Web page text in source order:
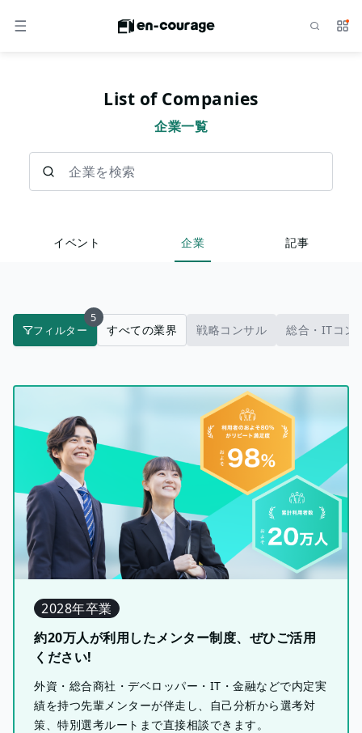
メニュー サ
List of Companies
企業一覧
イベント 企業 記事
フィルター
5
すべての業界 戦略コンサル 総合・ITコン
2028年卒業
約20万人が利用したメンター制度、ぜひご活用
ください!
外資・総合商社・デベロッパー・IT・金融などで内定実
績を持つ先輩メンターが伴走し、自己分析から選考対
策、特別選考ルートまで直接相談できます。